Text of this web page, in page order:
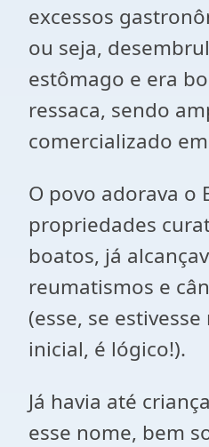
excessos
ou seja,
estômago e era
ressaca, sendo
comercializado
O povo adorava o
propriedades
boatos, já
reumatismos e
(esse, se
inicial, é lógico!).
Já havia até
esse nome, bem